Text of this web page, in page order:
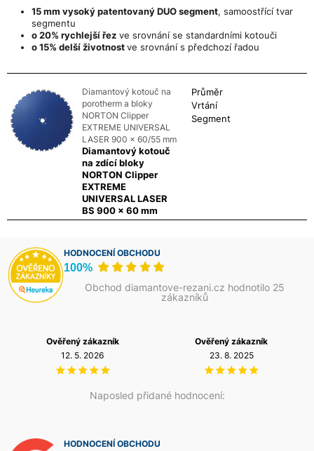
15 mm vysoký patentovaný DUO segment, samoostřící tvar
segmentu
o 20% rychlejší řez ve srovnání se standardními kotouči
o 15% delší životnostve srovnání s předchozí řadou
Diamantový kotouč na
porotherm a bloky
NORTON Clipper
EXTREME UNIVERSAL
LASER 900 x 60/55 mm
Diamantový kotouč
na zdící bloky
NORTON Clipper
EXTREME
UNIVERSAL LASER
BS 900 x 60 mm
Průměr
Vrtání
Segment
HODNOCENÍ OBCHODU
100%
Obchod diamantove-rezani.cz hodnotilo 25
zákazníků
Naposled přidané hodnocení:
Ověřený zákazník
12. 5. 2026
Ověřený zákazník
23. 8. 2025
HODNOCENÍ OBCHODU